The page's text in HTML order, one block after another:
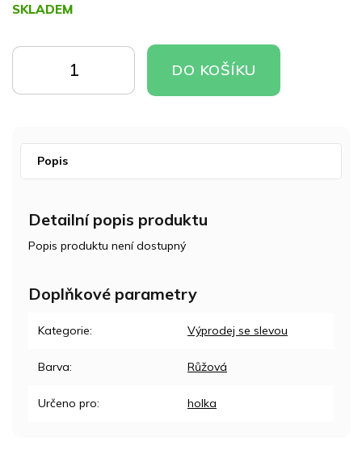
SKLADEM
cena:
KOŠÍKU
KOŠÍKU
DO KOŠÍKU
Popis
Detailní popis produktu
Popis produktu není dostupný
Doplňkové parametry
Kategorie: Výprodej se slevou
Barva: Růžová
Určeno pro: holka